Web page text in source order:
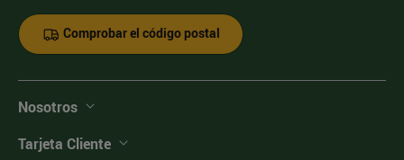
Comprobar el código postal
Nosotros
Tarjeta Cliente